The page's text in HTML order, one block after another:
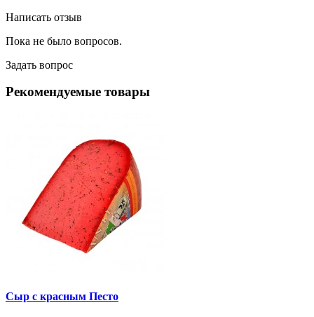
Написать отзыв
Пока не было вопросов.
Задать вопрос
Рекомендуемые товары
Сыр с красным Песто